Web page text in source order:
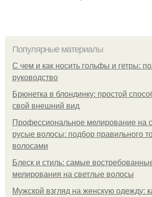
Популярные материалы
С чем и как носить гольфы и гетры:
руководство
Брюнетка в блондинку: простой
свой внешний вид
Профессиональное мелирование на
русые волосы: подбор правильного
волосами
Блеск и стиль: самые
мелирования на светлые волосы
Мужской взгляд на женскую одежду: